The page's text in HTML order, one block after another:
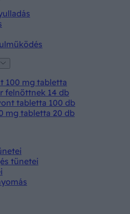
100 mg tabletta
felnőttnek 14 db
tabletta 100 db
mg tabletta 20 db
tünetei